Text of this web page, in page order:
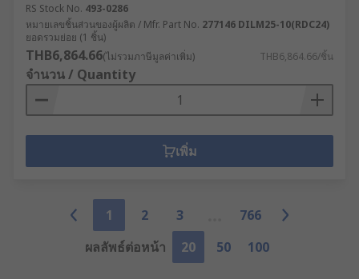
RS Stock No. 493-0286
หมายเลขชิ้นส่วนของผู้ผลิต / Mfr. Part No. 277146 DILM25-10(RDC24)
ยอดรวมย่อย (1 ชิ้น)
THB6,864.66(ไม่รวมภาษีมูลค่าเพิ่ม) THB6,864.66/ชิ้น
จำนวน / Quantity
เพิ่ม
1 2 3
766
ผลลัพธ์ต่อหน้า
20 50 100